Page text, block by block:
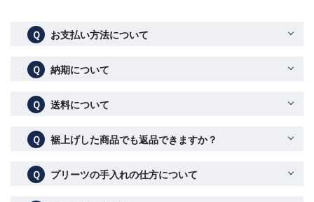
Ｑ お支払い方法について
Ｑ 納期について
Ｑ 送料について
Ｑ 裾上げした商品でも返品できますか？
Ｑ プリーツの手入れの仕方について